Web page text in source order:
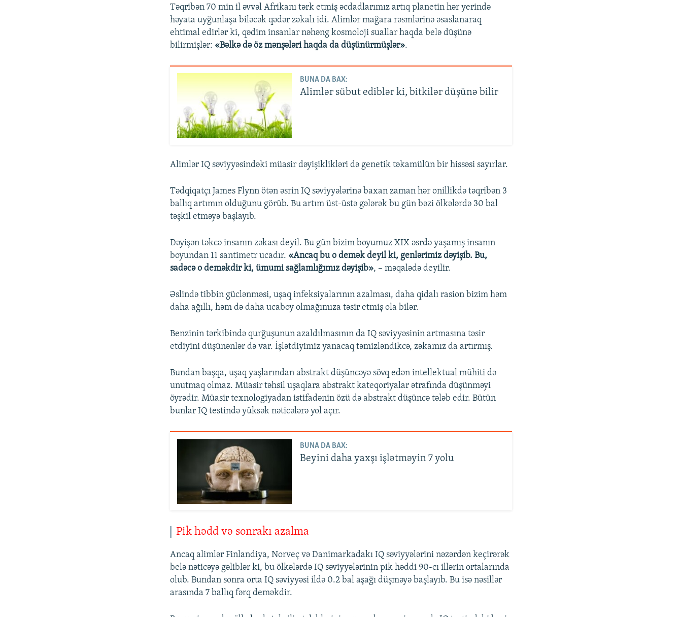
Təqribən 70 min il əvvəl Afrikanı tərk etmiş əcdadlarımız artıq planetin hər yerində
həyata uyğunlaşa biləcək qədər zəkalı idi. Alimlər mağara rəsmlərinə əsaslanaraq
ehtimal edirlər ki, qədim insanlar nəhəng kosmoloji suallar haqda belə düşünə
bilirmişlər: «Bəlkə də öz mənşələri haqda da düşünürmüşlər».
BUNA DA BAX:
Alimlər sübut ediblər ki, bitkilər düşünə bilir
Alimlər IQ səviyyəsindəki müasir dəyişiklikləri də genetik təkamülün bir hissəsi sayırlar.
Tədqiqatçı James Flynn ötən əsrin IQ səviyyələrinə baxan zaman hər onillikdə təqribən 3
ballıq artımın olduğunu görüb. Bu artım üst-üstə gələrək bu gün bəzi ölkələrdə 30 bal
təşkil etməyə başlayıb.
Dəyişən təkcə insanın zəkası deyil. Bu gün bizim boyumuz XIX əsrdə yaşamış insanın
boyundan 11 santimetr ucadır. «Ancaq bu o demək deyil ki, genlərimiz dəyişib. Bu,
sadəcə o deməkdir ki, ümumi sağlamlığımız dəyişib», – məqalədə deyilir.
Əslində tibbin güclənməsi, uşaq infeksiyalarının azalması, daha qidalı rasion bizim həm
daha ağıllı, həm də daha ucaboy olmağımıza təsir etmiş ola bilər.
Benzinin tərkibində qurğuşunun azaldılmasının da IQ səviyyəsinin artmasına təsir
etdiyini düşünənlər də var. İşlətdiyimiz yanacaq təmizləndikcə, zəkamız da artırmış.
Bundan başqa, uşaq yaşlarından abstrakt düşüncəyə sövq edən intellektual mühiti də
unutmaq olmaz. Müasir təhsil uşaqlara abstrakt kateqoriyalar ətrafında düşünməyi
öyrədir. Müasir texnologiyadan istifadənin özü də abstrakt düşüncə tələb edir. Bütün
bunlar IQ testində yüksək nəticələrə yol açır.
BUNA DA BAX:
Beyini daha yaxşı işlətməyin 7 yolu
Pik hədd və sonrakı azalma
Ancaq alimlər Finlandiya, Norveç və Danimarkadakı IQ səviyyələrini nəzərdən keçirərək
belə nəticəyə gəliblər ki, bu ölkələrdə IQ səviyyələrinin pik həddi 90-cı illərin ortalarında
olub. Bundan sonra orta IQ səviyyəsi ildə 0.2 bal aşağı düşməyə başlayıb. Bu isə nəsillər
arasında 7 ballıq fərq deməkdir.